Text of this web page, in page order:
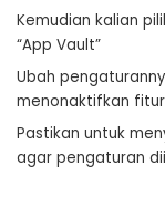
Kemudian kalian
“App Vault”
Ubah
menonaktifkan
Pastikan untuk
agar pengaturan